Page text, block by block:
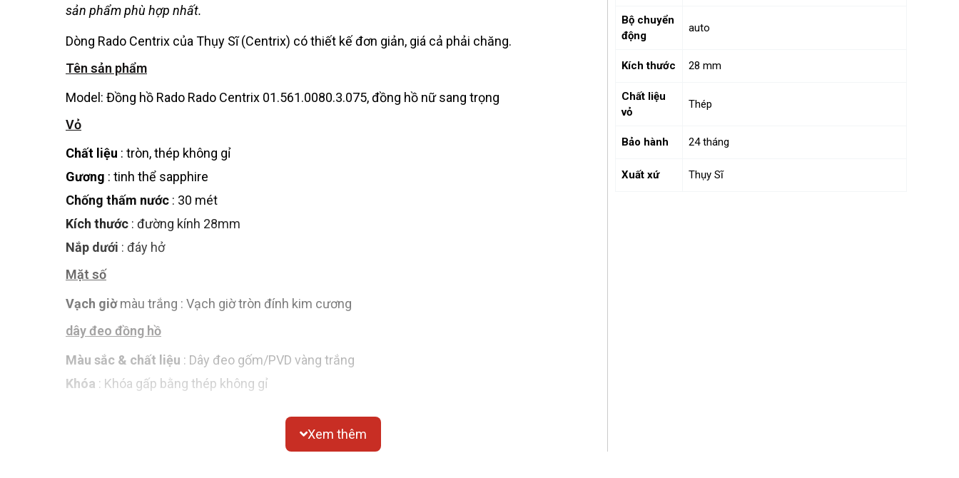
sản phẩm phù hợp nhất.
Dòng Rado Centrix của Thụy Sĩ (Centrix) có thiết kế đơn giản, giá cả phải chăng.
Tên sản phẩm
Model: Đồng hồ Rado Rado Centrix 01.561.0080.3.075, đồng hồ nữ sang trọng
Vỏ
Chất liệu : tròn, thép không gỉ
Gương : tinh thể sapphire
Chống thấm nước : 30 mét
Kích thước : đường kính 28mm
Nắp dưới : đáy hở
Mặt số
Vạch giờmàu trắng : Vạch giờ tròn đính kim cương
dây đeo đồng hồ
Màu sắc & chất liệu : Dây đeo gốm/PVD vàng trắng
Khóa : Khóa gấp bằng thép không gỉ
Xem thêm
Bộ chuyển
động
auto
Kích thước 28 mm
Chất liệu
vỏ
Thép
Bảo hành 24 tháng
Xuất xứ Thụy Sĩ